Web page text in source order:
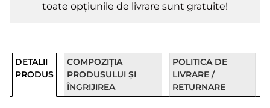
toate opțiunile de livrare sunt gratuite!
DETALII
PRODUS
COMPOZIȚIA
PRODUSULUI ȘI
ÎNGRIJIREA
POLITICA DE
LIVRARE /
RETURNARE